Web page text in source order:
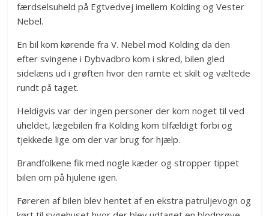
færdselsuheld på Egtvedvej imellem Kolding og Vester
Nebel.
En bil kom kørende fra V. Nebel mod Kolding da den
efter svingene i Dybvadbro kom i skred, bilen gled
sidelæns ud i grøften hvor den ramte et skilt og væltede
rundt på taget.
Heldigvis var der ingen personer der kom noget til ved
uheldet, lægebilen fra Kolding kom tilfældigt forbi og
tjekkede lige om der var brug for hjælp.
Brandfolkene fik med nogle kæder og stropper tippet
bilen om på hjulene igen.
Føreren af bilen blev hentet af en ekstra patruljevogn og